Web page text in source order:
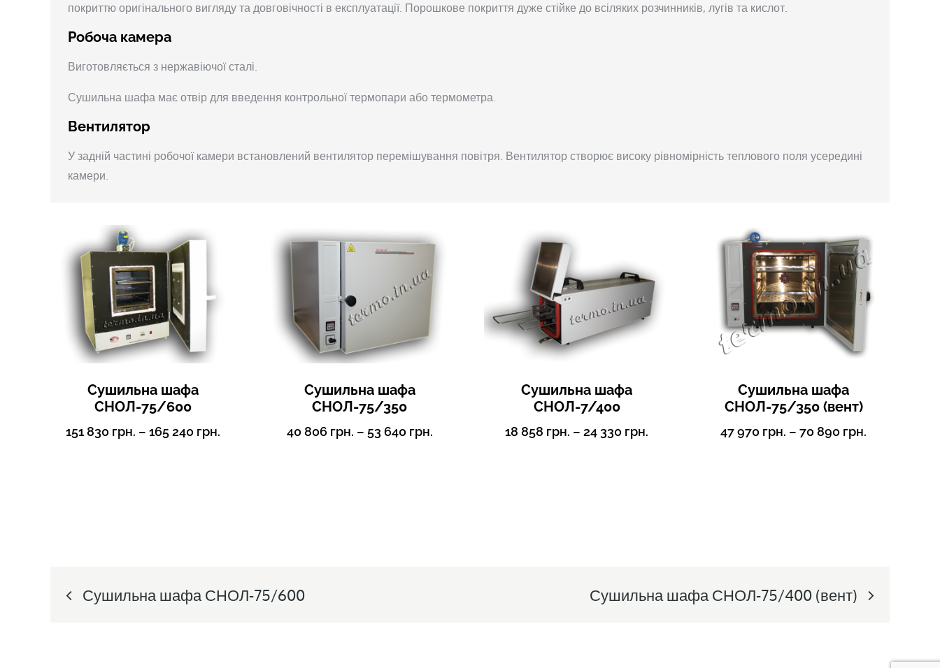
покриттю оригінального вигляду та довговічності в експлуатації. Порошкове покриття дуже стійке до всіляких розчинників, лугів та кислот.
Робоча камера
Виготовляється з нержавіючої сталі.
Сушильна шафа має отвір для введення контрольної термопари або термометра.
Вентилятор
У задній частині робочої камери встановлений вентилятор перемішування повітря. Вентилятор створює високу рівномірність теплового поля усередині
камери.
Сушильна шафа
СНОЛ-75/600
151 830 грн. – 165 240 грн.
Сушильна шафа
СНОЛ-75/350
40 806 грн. – 53 640 грн.
Сушильна шафа
СНОЛ-7/400
18 858 грн. –24 330 грн.
Сушильна шафа
СНОЛ-75/350 (вент)
47 970 грн. –70 890 грн.
navigation
Сушильна шафа СНОЛ-75/600 Сушильна шафа СНОЛ-75/400 (вент)